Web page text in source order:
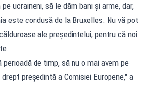
ucraineni, să le dăm bani și arme, dar,
este condusă de la Bruxelles. Nu vă pot
ale președintelui, pentru că noi
de timp, să nu o mai avem pe
președintă a Comisiei Europene," a